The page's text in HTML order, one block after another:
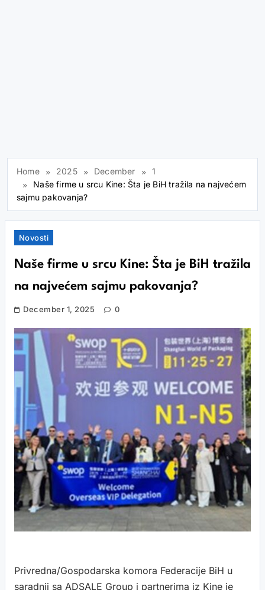
Home 2025 December
1
Naše firme u srcu Kine: Šta je BiH tražila na najvećem
sajmu pakovanja?
Novosti
Naše firme u srcu Kine: Šta je BiH tražila
na najvećem sajmu pakovanja?
December 1, 2025 0
Privredna/Gospodarska komora Federacije BiH u
saradnji sa ADSALE Group i partnerima iz Kine je